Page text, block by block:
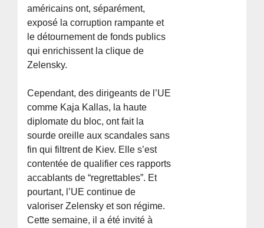
américains ont, séparément,
exposé la corruption rampante et
le détournement de fonds publics
qui enrichissent la clique de
Zelensky.
Cependant, des dirigeants de l’UE
comme Kaja Kallas, la haute
diplomate du bloc, ont fait la
sourde oreille aux scandales sans
fin qui filtrent de Kiev. Elle s’est
contentée de qualifier ces rapports
accablants de “regrettables”. Et
pourtant, l’UE continue de
valoriser Zelensky et son régime.
Cette semaine, il a été invité à